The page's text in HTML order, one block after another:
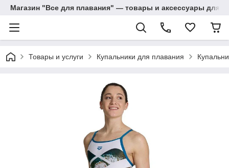
Магазин "Все для плавания" — товары и аксессуары для
Товары и услуги Купальники для плавания